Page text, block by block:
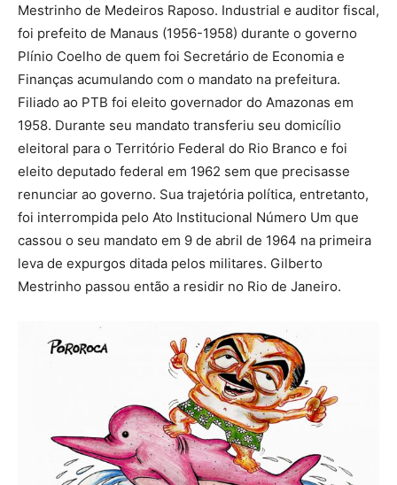
Mestrinho de Medeiros Raposo. Industrial e auditor fiscal,
foi prefeito de Manaus (1956-1958) durante o governo
Plínio Coelho de quem foi Secretário de Economia e
Finanças acumulando com o mandato na prefeitura.
Filiado ao PTB foi eleito governador do Amazonas em
1958. Durante seu mandato transferiu seu domicílio
eleitoral para o Território Federal do Rio Branco e foi
eleito deputado federal em 1962 sem que precisasse
renunciar ao governo. Sua trajetória política, entretanto,
foi interrompida pelo Ato Institucional Número Um que
cassou o seu mandato em 9 de abril de 1964 na primeira
leva de expurgos ditada pelos militares. Gilberto
Mestrinho passou então a residir no Rio de Janeiro.